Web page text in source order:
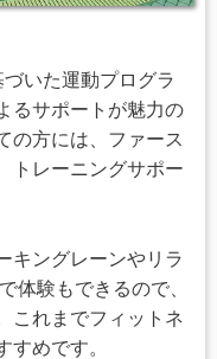
いた運動プログラ
るサポートが魅力の
の方には、ファース
トレーニングサポー
キングレーンやリラ
体験もできるので、
これまでフィットネ
すめです。